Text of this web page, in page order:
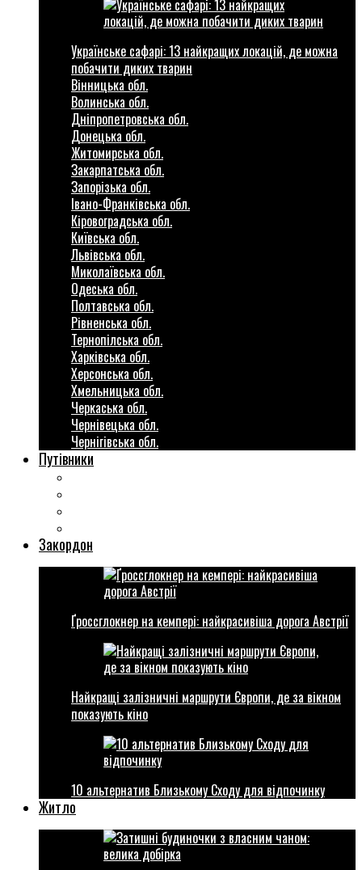
Українське сафарі: 13 найкращих локацій, де можна
побачити диких тварин
Вінницька обл.
Волинська обл.
Дніпропетровська обл.
Донецька обл.
Житомирська обл.
Закарпатська обл.
Запорізька обл.
Івано-Франківська обл.
Кіровоградська обл.
Київська обл.
Львівська обл.
Миколаївська обл.
Одеська обл.
Полтавська обл.
Рівненська обл.
Тернопілська обл.
Харківська обл.
Херсонська обл.
Хмельницька обл.
Черкаська обл.
Чернівецька обл.
Чернігівська обл.
Путівники
Закордон
Ґроссглокнер на кемпері: найкрасивіша дорога Австрії
Найкращі залізничні маршрути Європи, де за вікном
показують кіно
10 альтернатив Близькому Сходу для відпочинку
Житло